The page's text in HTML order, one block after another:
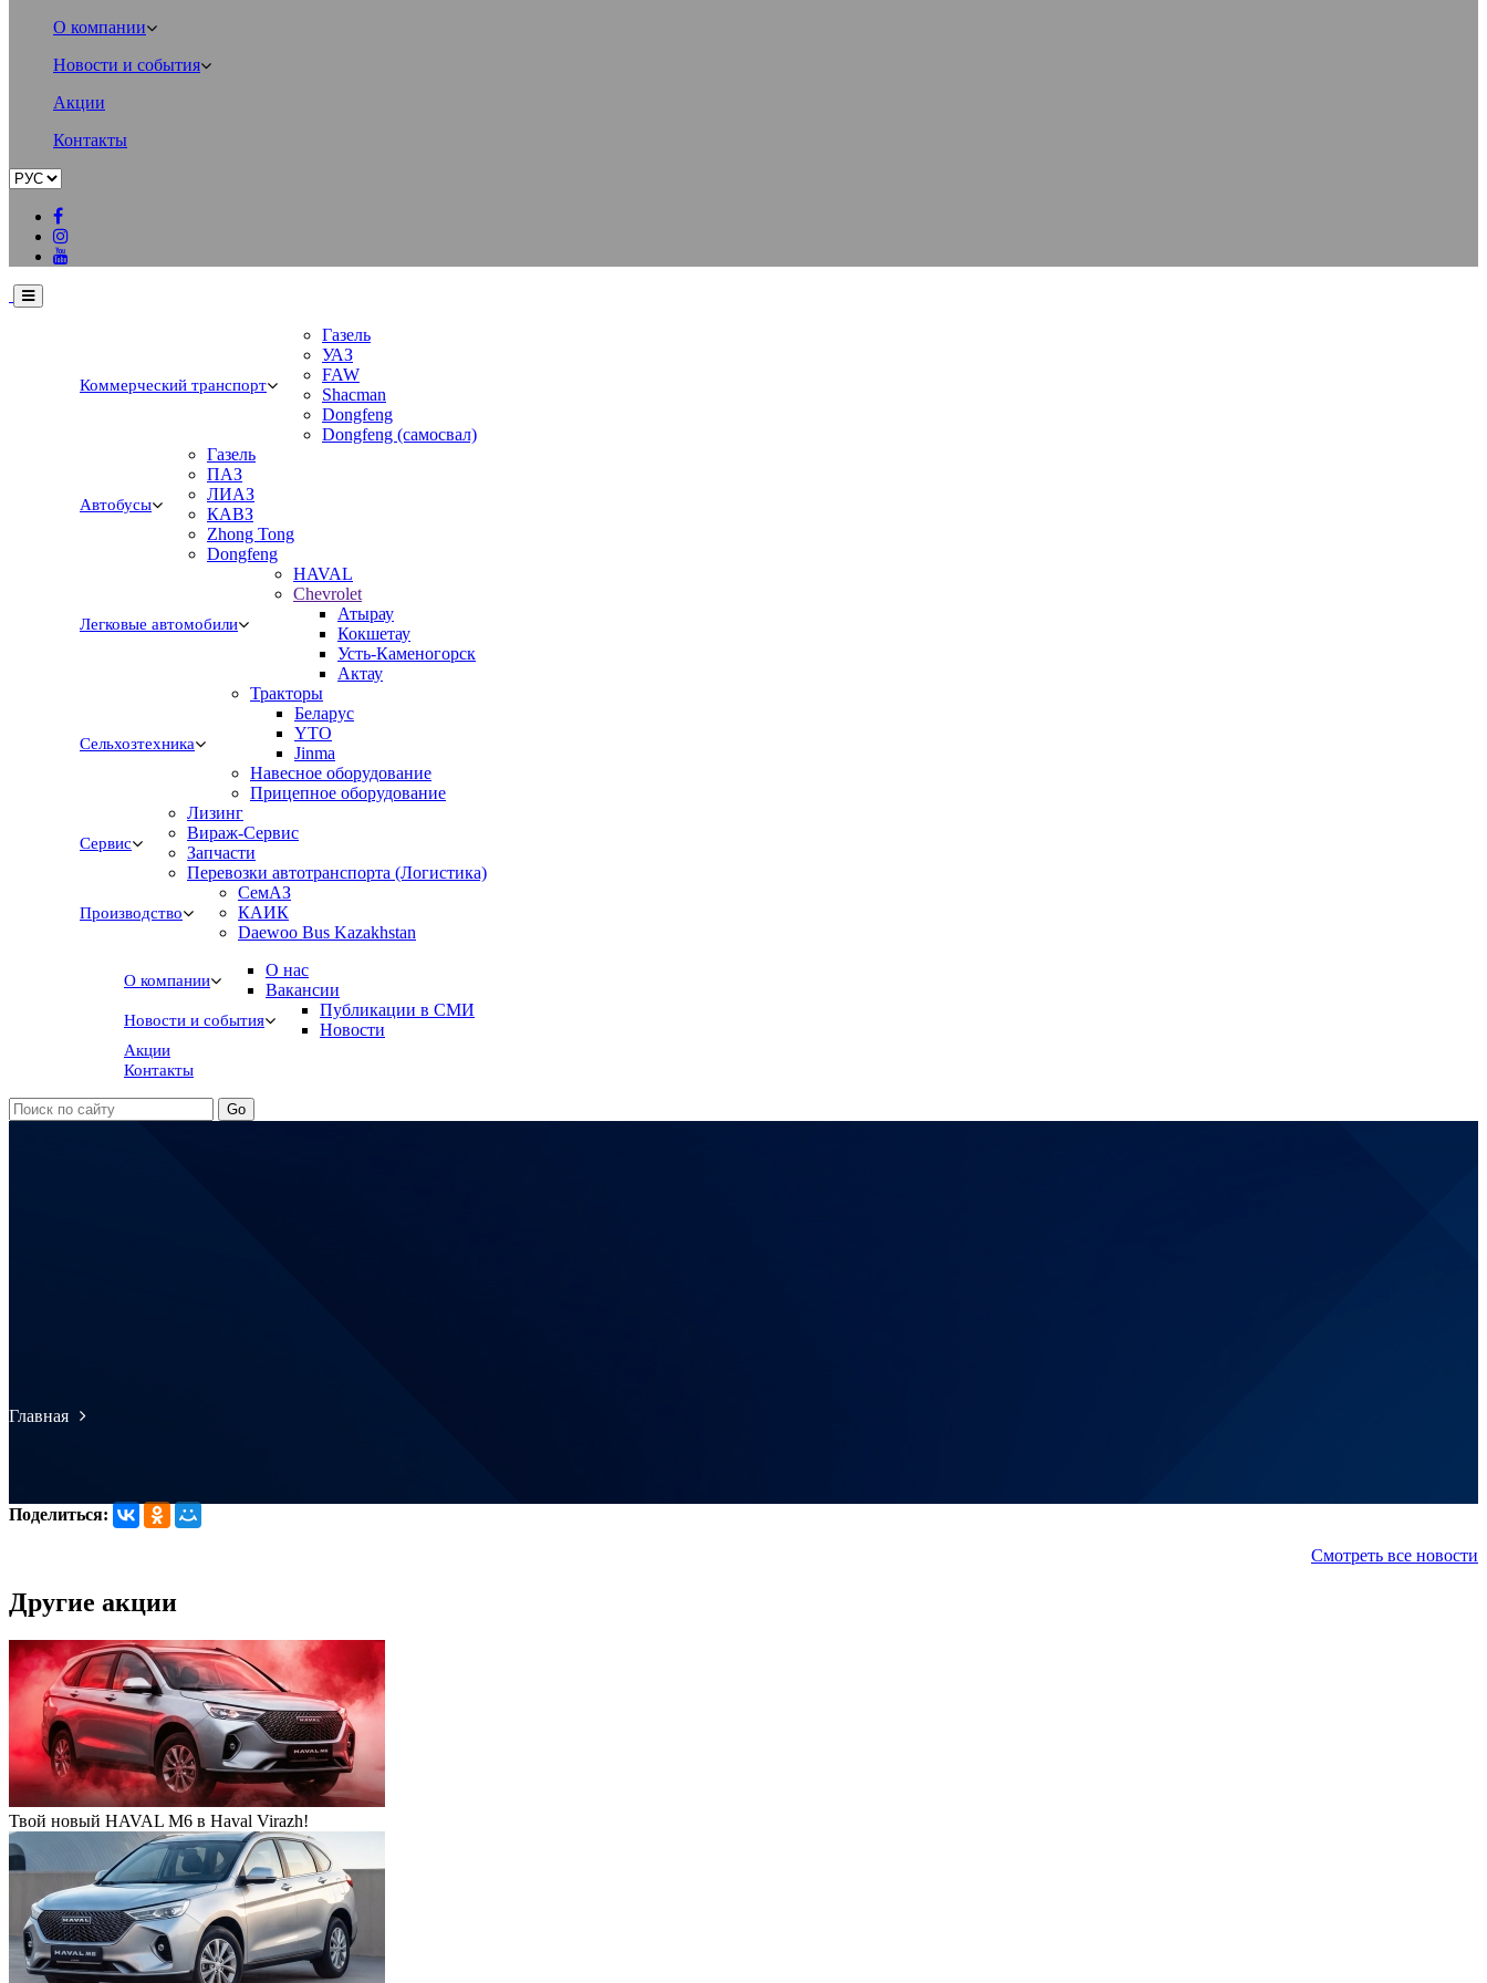
О компании
Новости и события
Акции
Контакты
Коммерческий транспорт
Газель
УАЗ
FAW
Shacman
Dongfeng
Dongfeng (самосвал)
Автобусы
Газель
ПАЗ
ЛИАЗ
КАВЗ
Zhong Tong
Dongfeng
Легковые автомобили
HAVAL
Chevrolet
Атырау
Кокшетау
Усть-Каменогорск
Актау
Сельхозтехника
Тракторы
Беларус
YTO
Jinma
Навесное оборудование
Прицепное оборудование
Сервис
Лизинг
Вираж-Сервис
Запчасти
Перевозки автотранспорта (Логистика)
Производство
СемАЗ
КАИК
Daewoo Bus Kazakhstan
О компании
О нас
Вакансии
Новости и события
Публикации в СМИ
Новости
Акции
Контакты
Главная
Поделиться:
Смотреть все новости
Другие акции
Твой новый HAVAL M6 в Haval Virazh!